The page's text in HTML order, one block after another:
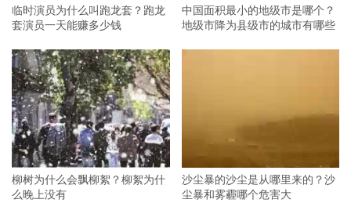
临时演员为什么叫跑龙套？跑龙
套演员一天能赚多少钱
中国面积最小的地级市是哪个？
地级市降为县级市的城市有哪些
柳树为什么会飘柳絮？柳絮为什
么晚上没有
沙尘暴的沙尘是从哪里来的？沙
尘暴和雾霾哪个危害大